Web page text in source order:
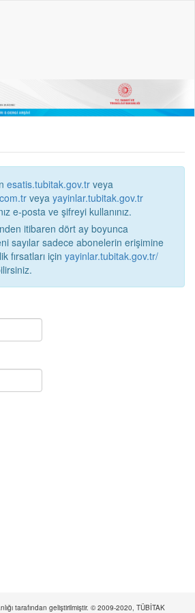
esatis.tubitak.gov.tr veya
veya yayinlar.tubitak.gov.tr
e-posta ve şifreyi kullanınız.
itibaren dört ay boyunca
sayılar sadece abonelerin erişimine
Abonelik fırsatları için yayinlar.tubitak.gov.tr/
tarafından geliştirilmiştir. © 2009-2020, TÜBİTAK